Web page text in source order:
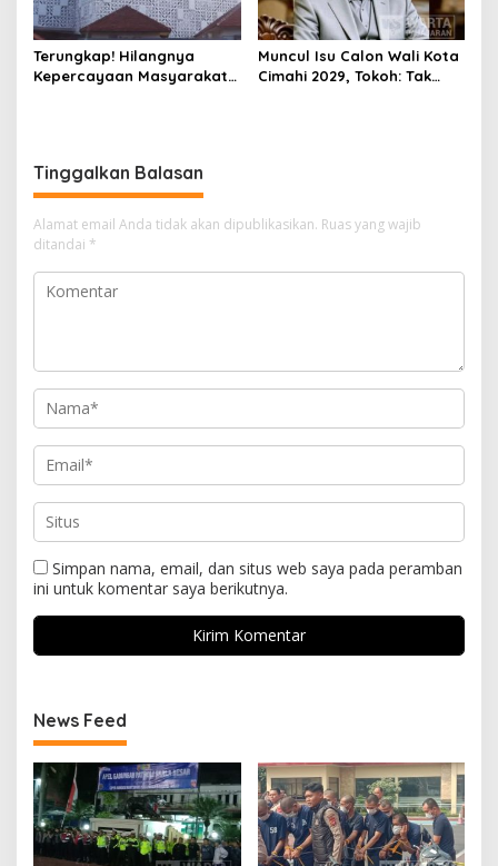
Terungkap! Hilangnya
Kepercayaan Masyarakat
Muncul Isu Calon Wali Kota
Cimahi 2029, Tokoh: Tak
Tinggalkan Balasan
Alamat email Anda tidak akan dipublikasikan. Ruas yang wajib
ditandai *
Simpan nama, email, dan situs web saya pada peramban
ini untuk komentar saya berikutnya.
News Feed